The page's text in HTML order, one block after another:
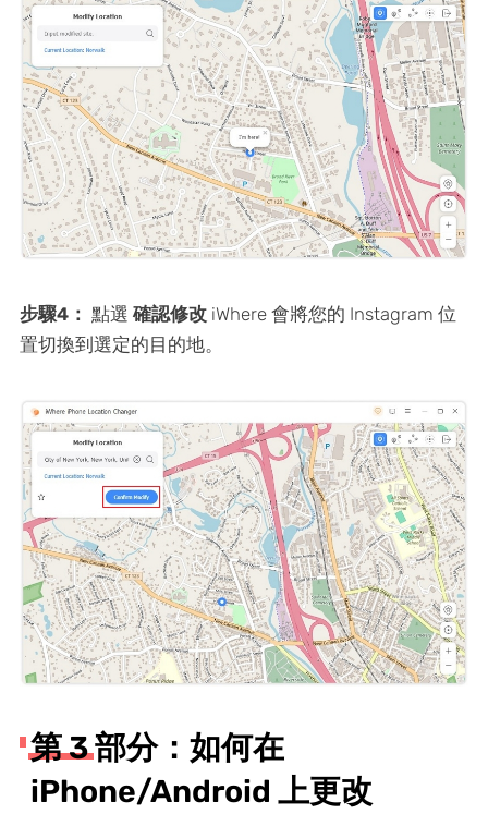
步驟4： 點選 確認修改iWhere 會將您的 Instagram 位
置切換到選定的目的地。
第 3 部分：如何在
iPhone/Android 上更改